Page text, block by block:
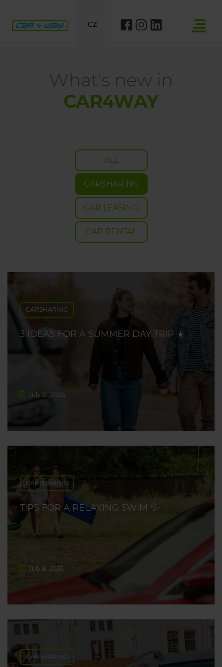
CZ
What's new in
CAR4WAY
ALL
CARSHARING
CAR LEASING
CAR RENTAL
CARSHARING
3 IDEAS FOR A SUMMER DAY TRIP ☀️
July 21, 2026
CARSHARING
TIPS FOR A RELAXING SWIM 💦
July 8, 2026
CARSHARING